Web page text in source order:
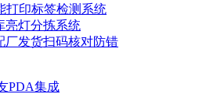
打印标签检测系统
亮灯分拣系统
厂发货扫码核对防错
PDA集成